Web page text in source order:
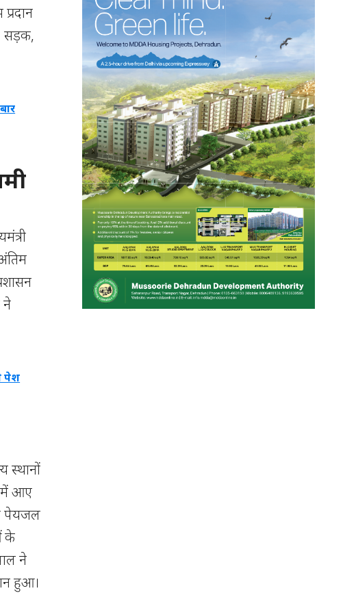
सड़क,
ने
पेश
स्थानों
में आए
पेयजल
के
ने
हुआ।